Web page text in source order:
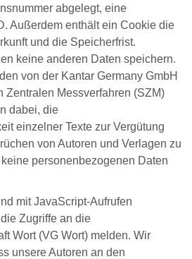
abgelegt, eine
Außerdem enthält ein Cookie die
und die Speicherfrist.
keine anderen Daten speichern.
von der Kantar Germany GmbH
Zentralen Messverfahren (SZM)
dabei, die
einzelner Texte zur Vergütung
von Autoren und Verlagen zu
personenbezogenen Daten
mit JavaScript-Aufrufen
Zugriffe an die
Wort (VG Wort) melden. Wir
unsere Autoren an den